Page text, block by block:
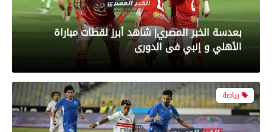
بعدسة الخبر المصري| شاهد أبرز لقطات مباراة
الأهلي و إنبي فى الدورى
رياضة